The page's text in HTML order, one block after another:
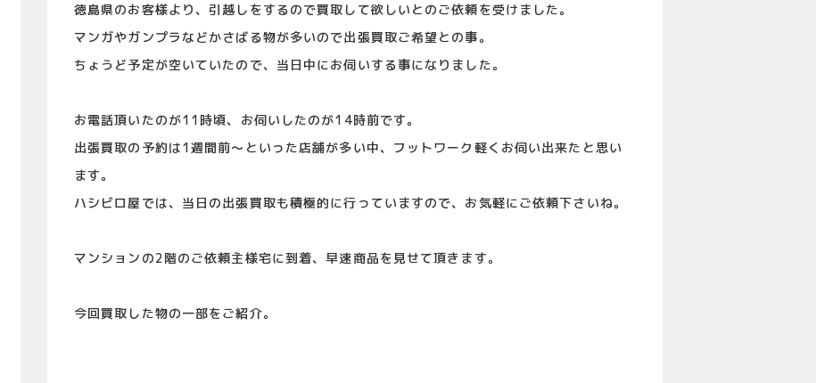
徳島県のお客様より、引越しをするので買取して欲しいとのご依頼を受けました。
マンガやガンプラなどかさばる物が多いので出張買取ご希望との事。
ちょうど予定が空いていたので、当日中にお伺いする事になりました。
お電話頂いたのが11時頃、お伺いしたのが14時前です。
出張買取の予約は1週間前～といった店舗が多い中、フットワーク軽くお伺い出来たと思い
ます。
ハシビロ屋では、当日の出張買取も積極的に行っていますので、お気軽にご依頼下さいね。
マンションの2階のご依頼主様宅に到着、早速商品を見せて頂きます。
今回買取した物の一部をご紹介。